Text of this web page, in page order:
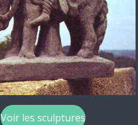
Voir les sculptures